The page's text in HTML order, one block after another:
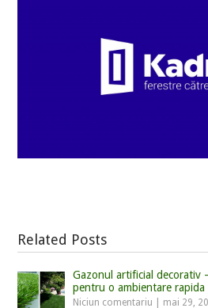
Related Posts
Gazonul artificial decorativ
pentru o ambientare rapida
Niciun comentariu mai 29,